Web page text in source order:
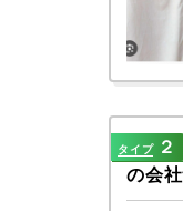
タイプ ２
の会